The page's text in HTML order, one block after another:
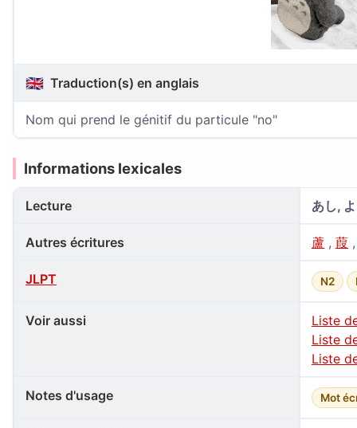
🇬🇧 Traduction(s) en anglais
Nom qui prend le génitif du particule "no"
Informations lexicales
Lecture あし,
Autres écritures 蘆 , 葭
JLPT N2
Voir aussi
Liste
Liste
Liste
Notes d'usage Mot